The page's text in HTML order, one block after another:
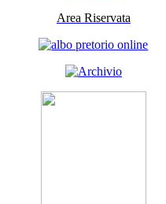
Area Riservata